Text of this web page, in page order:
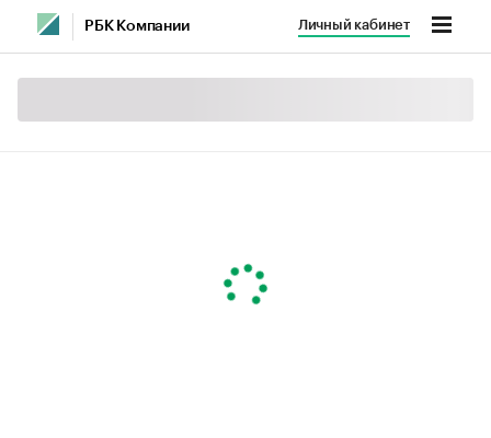
РБК Компании Личный кабинет